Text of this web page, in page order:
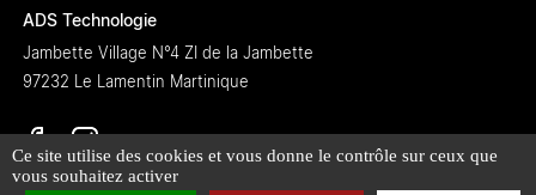
ADS Technologie
Jambette Village N°4 ZI de la Jambette
97232 Le Lamentin Martinique
Ce site utilise des cookies et vous donne le contrôle sur ceux que
vous souhaitez activer